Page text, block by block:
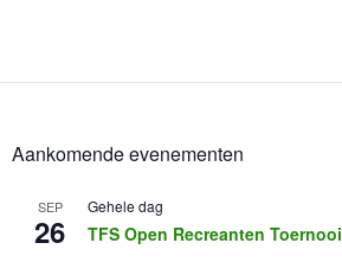
Aankomende evenementen
SEP
26
Gehele dag
TFS Open Recreanten Toernooi